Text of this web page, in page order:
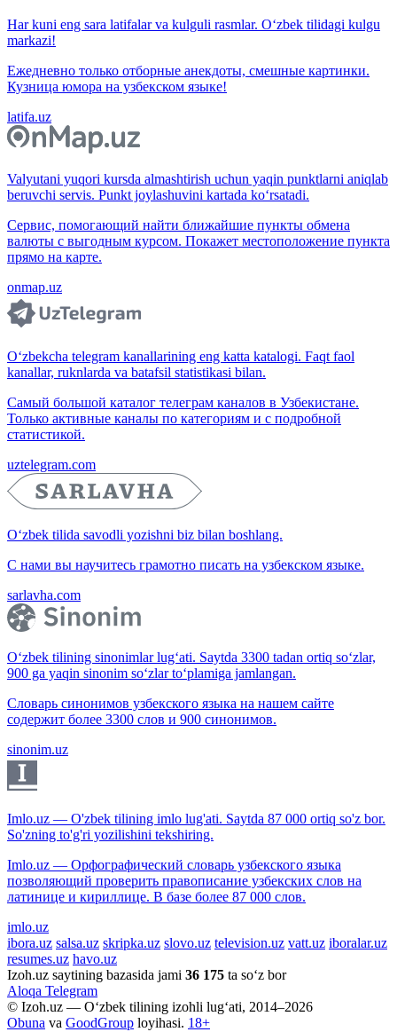
Har kuni eng sara latifalar va kulguli rasmlar. O‘zbek tilidagi kulgu
markazi!
Ежедневно только отборные анекдоты, смешные картинки.
Кузница юмора на узбекском языке!
latifa.uz
Valyutani yuqori kursda almashtirish uchun yaqin punktlarni aniqlab
beruvchi servis. Punkt joylashuvini kartada ko‘rsatadi.
Сервис, помогающий найти ближайшие пункты обмена
валюты с выгодным курсом. Покажет местоположение пункта
прямо на карте.
onmap.uz
O‘zbekcha telegram kanallarining eng katta katalogi. Faqt faol
kanallar, ruknlarda va batafsil statistikasi bilan.
Самый большой каталог телеграм каналов в Узбекистане.
Только активные каналы по категориям и с подробной
статистикой.
uztelegram.com
O‘zbek tilida savodli yozishni biz bilan boshlang.
С нами вы научитесь грамотно писать на узбекском языке.
sarlavha.com
O‘zbek tilining sinonimlar lug‘ati. Saytda 3300 tadan ortiq so‘zlar,
900 ga yaqin sinonim so‘zlar to‘plamiga jamlangan.
Словарь синонимов узбекского языка на нашем сайте
содержит более 3300 слов и 900 синонимов.
sinonim.uz
Imlo.uz — O'zbek tilining imlo lug'ati. Saytda 87 000 ortiq so'z bor.
So'zning to'g'ri yozilishini tekshiring.
Imlo.uz — Орфографический словарь узбекского языка
позволяющий проверить правописание узбекских слов на
латинице и кириллице. В базе более 87 000 слов.
imlo.uz
ibora.uz salsa.uz skripka.uz slovo.uz television.uz vatt.uz iboralar.uz
resumes.uz havo.uz
Izoh.uz saytining bazasida jami 36 175 ta so‘z bor
Aloqa Telegram
© Izoh.uz — O‘zbek tilining izohli lug‘ati, 2014–2026
Obuna va GoodGroup loyihasi. 18+